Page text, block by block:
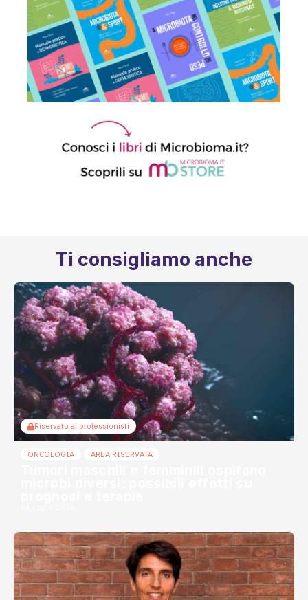
Ti consigliamo anche
Riservato ai professionisti
ONCOLOGIA AREA RISERVATA